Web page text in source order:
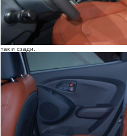
так и сзади.